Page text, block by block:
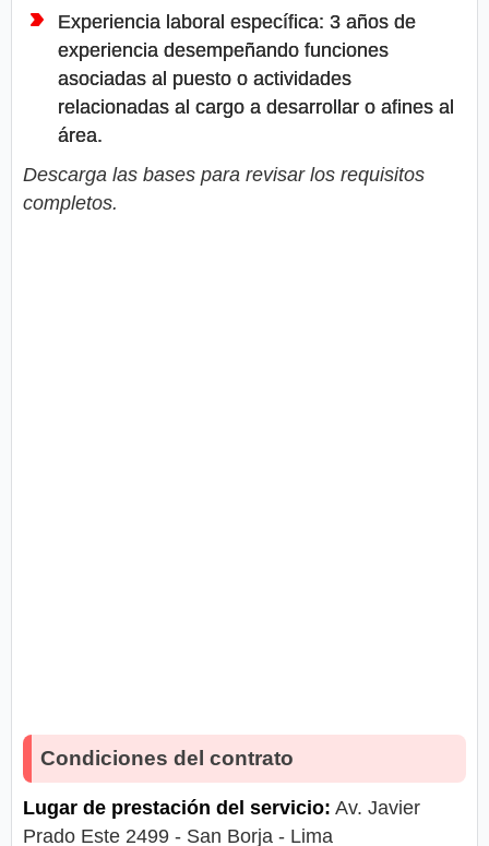
Experiencia laboral específica: 3 años de
experiencia desempeñando funciones
asociadas al puesto o actividades
relacionadas al cargo a desarrollar o afines al
área.
Descarga las bases para revisar los requisitos
completos.
Condiciones del contrato
Lugar de prestación del servicio: Av. Javier
Prado Este 2499 - San Borja - Lima